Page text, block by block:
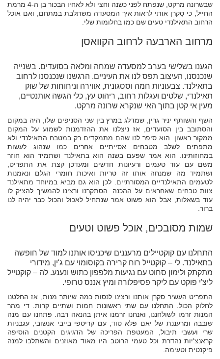
שבשרונה מרקט, שנפתח לפני כשנה וחצי ולא לאחיו הבכור בן ה-4 מרמת
החייל, כי סִקרן אותי לראות איך המסעדה משתלבת במתחם, ואם אוכל
הרחוב התאילנדי טעים שם כמו בחלומות שלי.
מרחוב הארבעה לרחוב הקוואסן
הגענו בשלישי בערב למסעדה שמחה ומלאה בסועדים. בשנייה
שנכנסנו, העיצוב תפס לנו את העיניים. הרגשנו שנכנסנו לרחוב
בתאילנד. צבעוניות חמה וססגונית, אווירה וניחוחות של שוק
תאילנדי, שלטים ועגלות רחוב, ריהוט עץ, כלי הגשה אותנטיים,
מעין אי קטן בתוך האי שנקרא שרונה מרקט.
השף והשותף יניר גרין, שמדלג במרץ בין שני הסניפים שלו, היה במקום
והסתובב בין הסועדים, אז ניצלנו את ההזדמנות לשמוע על המקום
ממקור ראשון. הוא סיפר לנו שהם מתמקדים רק במטבח התאילנדי ולא
מתפתים לשלב מטבחים אסייתיים אחרים כמו שנהוג לעשות
במחוזותינו. הוא אמר שפעם בשנה הוא בתאילנד ושתמיד הוא חוזר
משם עם עוד טעמים ורעיונות חדשים ומעדכן קצת את התפריט,
ושתמיד מה שמנחה אותו זה טריות ואיכות חומרי הגלם ונאמנות
לטעמים התאילנדיים המסורתיים. לכן הוא גם מביא במיוחד מתאילנד
צוות טבחים שאחראים על ההכנה. הסתקרנו ורצינו להמשיך להציק לו
עוד בשאלות, אבל הוא פשוט אמר שנתחיל לאכול והכול כבר יהיה לנו
ברור.
שמות מסובכים, אוכל פשוט וטעים
התחלנו עם קוקטיילים מרעננים שיכניסו אותנו למוד של חופשה
בתאילנד. לי – קוקטייל רוח קרירה בקוסומוי עם ג'ין, מידורי
מתקתק ולימון סחוט עם נגיעות מלפפון כתוש ונענע. לה – קוקטייל
ליצ'י פוקט עם ליקר פסיפלורה ומיץ אננס טרופי.
התפריט העשיר סקרן אותנו ורצינו לנסות כמה שיותר מנות, אז החלטנו
לחלוק הכול. התחלנו עם שתי ראשונות חמות ושתיים קרות. די מהר
המנות זרמו לשולחננו, ואנחנו זרמנו איתן בהנאה רבה. פתחנו עם מנה
שובבה ומרעננת של יאם פלא טוד, עם קריספי בייבי אנשובי, עגבניות
שרי ועשבי תיבול, המעטפת הפריכה של הדגיגים הקטנים הוסיפה
קראנצ'יות נהדרת וכל טעמי הרוטב היו מאוד מאוזנים והשתלבו למנה
פיקנטית וטעימה.